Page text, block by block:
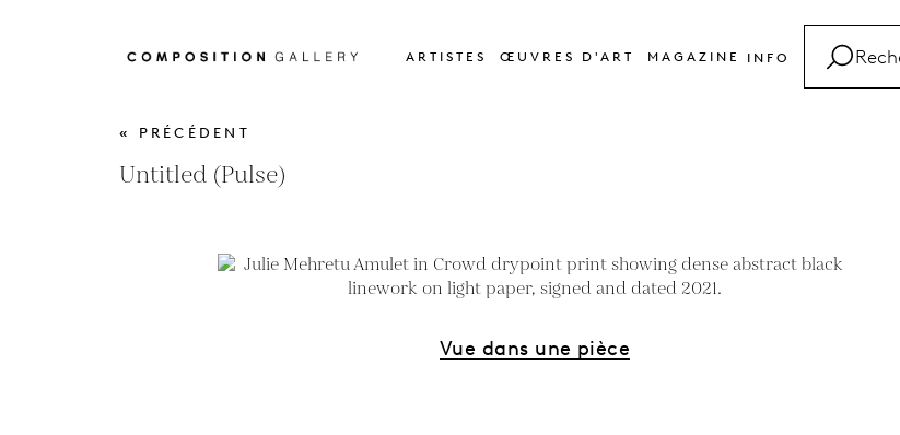
ARTISTES ŒUVRES D'ART MAGAZINE INFO
« PRÉCÉDENT
Untitled (Pulse)
Vue dans une pièce